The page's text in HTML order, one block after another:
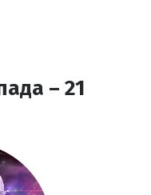
– 21